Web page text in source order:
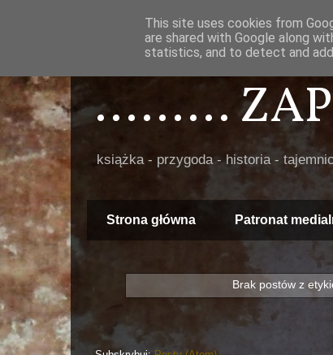
.........
książka - przygoda - historia -
Strona główna Patronat
Brak postów z
This site uses cookies from
are shared with Google along
statistics, and to detect and